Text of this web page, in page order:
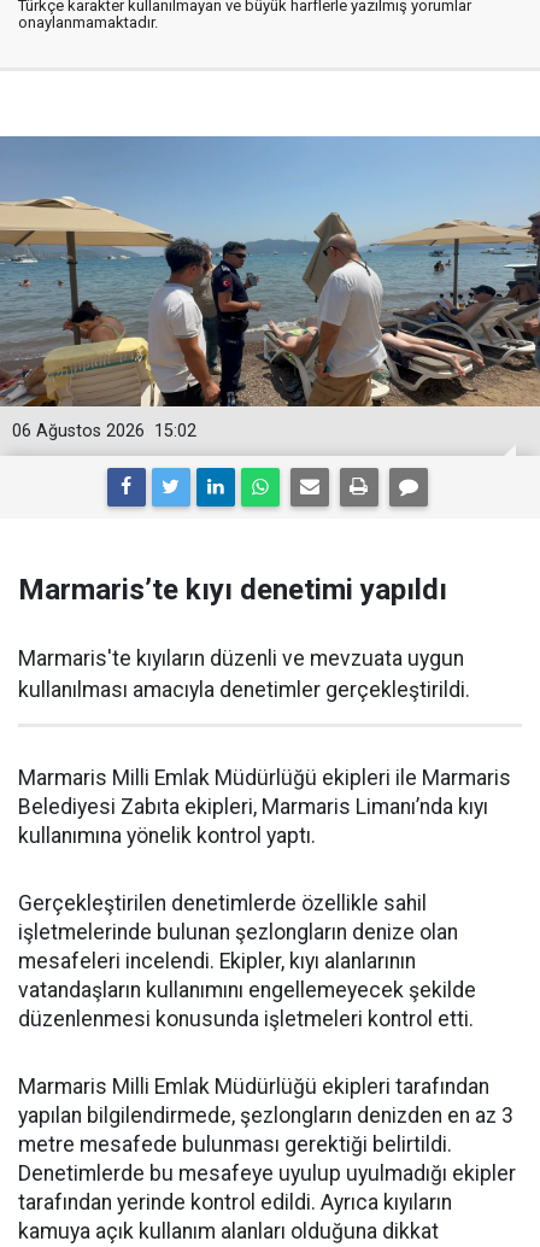
Türkçe karakter kullanılmayan ve büyük harflerle yazılmış yorumlar
onaylanmamaktadır.
15:02
06 Ağustos 2026
Marmaris’te kıyı denetimi yapıldı
Marmaris'te kıyıların düzenli ve mevzuata uygun
kullanılması amacıyla denetimler gerçekleştirildi.
Marmaris Milli Emlak Müdürlüğü ekipleri ile Marmaris
Belediyesi Zabıta ekipleri, Marmaris Limanı’nda kıyı
kullanımına yönelik kontrol yaptı.
Gerçekleştirilen denetimlerde özellikle sahil
işletmelerinde bulunan şezlongların denize olan
mesafeleri incelendi. Ekipler, kıyı alanlarının
vatandaşların kullanımını engellemeyecek şekilde
düzenlenmesi konusunda işletmeleri kontrol etti.
Marmaris Milli Emlak Müdürlüğü ekipleri tarafından
yapılan bilgilendirmede, şezlongların denizden en az 3
metre mesafede bulunması gerektiği belirtildi.
Denetimlerde bu mesafeye uyulup uyulmadığı ekipler
tarafından yerinde kontrol edildi. Ayrıca kıyıların
kamuya açık kullanım alanları olduğuna dikkat